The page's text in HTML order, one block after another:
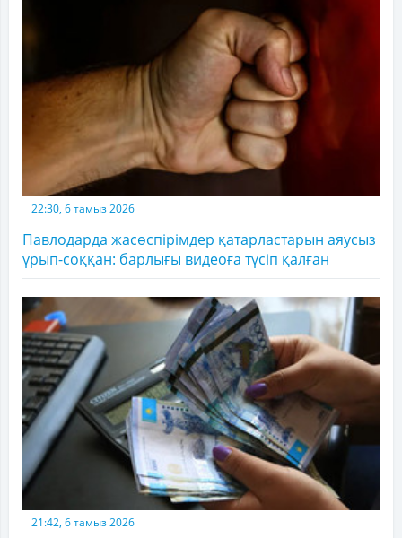
22:30, 6 тамыз 2026
Павлодарда жасөспірімдер қатарластарын аяусыз
ұрып-соққан: барлығы видеоға түсіп қалған
21:42, 6 тамыз 2026